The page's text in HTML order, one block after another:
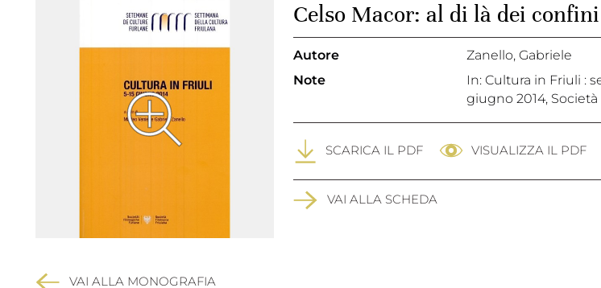
VAI ALLA MONOGRAFIA
Celso Macor: al di là dei confini
Autore
Zanello, Gabriele
Note
In: Cultura in Friuli :
giugno 2014, Società
SCARICA IL PDF VISUALIZZA IL PDF
VAI ALLA SCHEDA